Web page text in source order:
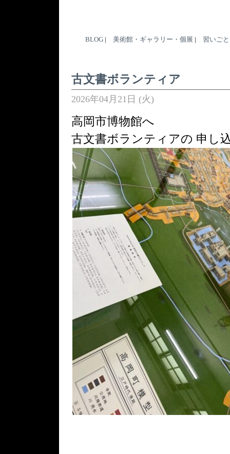
BLOG | 美術館・ギャラリー・個展 | 習いご
古文書ボランティア
2026年04月21日 (火)
高岡市博物館へ
古文書ボランティアの 申し